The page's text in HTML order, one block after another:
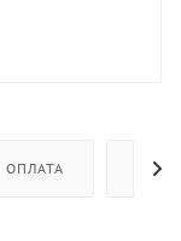
ОПЛАТА